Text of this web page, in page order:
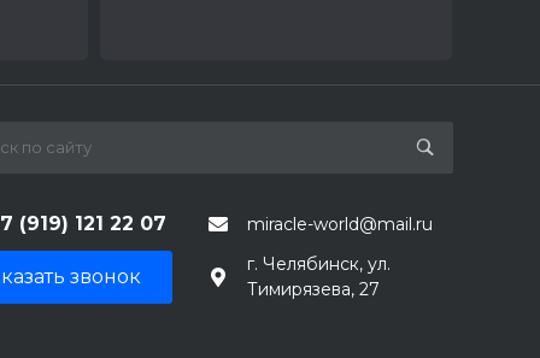
(919) 121 22 07 miracle-world@mail.ru
звонок
г. Челябинск, ул.
Тимирязева, 27